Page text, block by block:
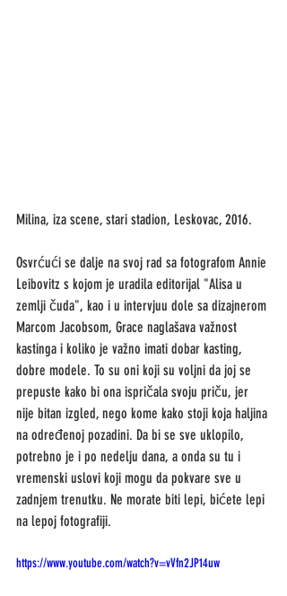
Milina, iza scene, stari stadion, Leskovac, 2016.
Osvrćući se dalje na svoj rad sa fotografom Annie
Leibovitz s kojom je uradila editorijal "Alisa u
zemlji čuda", kao i u intervjuu dole sa dizajnerom
Marcom Jacobsom, Grace naglašava važnost
kastinga i koliko je važno imati dobar kasting,
dobre modele. To su oni koji su voljni da joj se
prepuste kako bi ona ispričala svoju priču, jer
nije bitan izgled, nego kome kako stoji koja haljina
na određenoj pozadini. Da bi se sve uklopilo,
potrebno je i po nedelju dana, a onda su tu i
vremenski uslovi koji mogu da pokvare sve u
zadnjem trenutku. Ne morate biti lepi, bićete lepi
na lepoj fotografiji.
https://www.youtube.com/watch?v=vVfn2JP14uw